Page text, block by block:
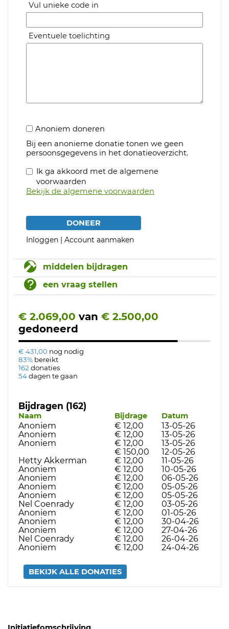
Vul unieke code in
Eventuele toelichting
Anoniem doneren
Bij een anonieme donatie tonen we geen
persoonsgegevens in het donatieoverzicht.
Ik ga akkoord met de algemene
voorwaarden
Bekijk de algemene voorwaarden
DONEER
Inloggen | Account aanmaken
middelen bijdragen
een vraag stellen
€ 2.069,00 van € 2.500,00
gedoneerd
€ 431,00 nog nodig
83% bereikt
162 donaties
54dagen te gaan
Bijdragen (162)
Naam Bijdrage Datum
Anoniem € 12,00
13-05-26
Anoniem
€ 12,00
13-05-26
Anoniem
€ 12,00
13-05-26
€ 150,00
12-05-26
Hetty Akkerman
€ 12,00
11-05-26
Anoniem
€ 12,00
10-05-26
Anoniem
€ 12,00
06-05-26
Anoniem
€ 12,00
05-05-26
Anoniem
€ 12,00
05-05-26
Nel Coenrady
€ 12,00
03-05-26
Anoniem
€ 12,00
01-05-26
Anoniem
€ 12,00
30-04-26
Anoniem
€ 12,00
27-04-26
Nel Coenrady
€ 12,00
26-04-26
Anoniem
€ 12,00 24-04-26
BEKIJK ALLE DONATIES